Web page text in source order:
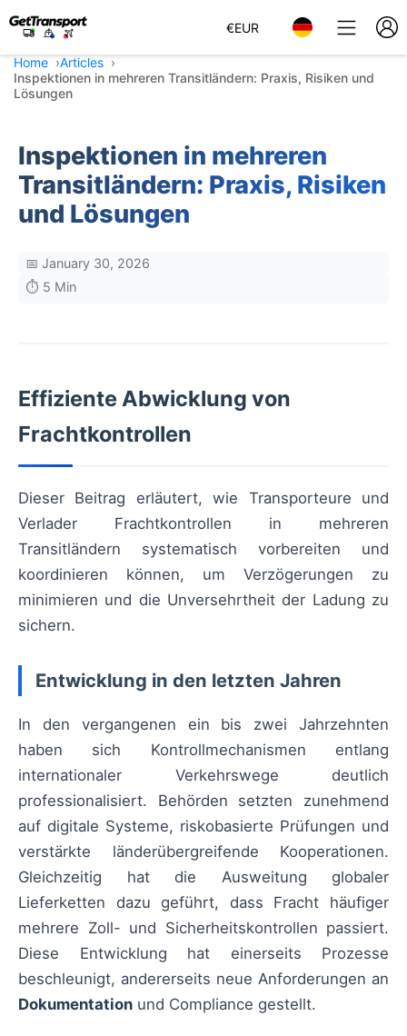
€EUR
Home
Articles
Inspektionen in mehreren Transitländern: Praxis, Risiken und
Lösungen
Inspektionen in mehreren
Transitländern: Praxis, Risiken
und Lösungen
📅 January 30, 2026
⏱️ 5 Min
Effiziente Abwicklung von
Frachtkontrollen
Dieser Beitrag erläutert, wie Transporteure und
Verlader Frachtkontrollen in mehreren
Transitländern systematisch vorbereiten und
koordinieren können, um Verzögerungen zu
minimieren und die Unversehrtheit der Ladung zu
sichern.
Entwicklung in den letzten Jahren
In den vergangenen ein bis zwei Jahrzehnten
haben sich Kontrollmechanismen entlang
internationaler Verkehrswege deutlich
professionalisiert. Behörden setzten zunehmend
auf digitale Systeme, riskobasierte Prüfungen und
verstärkte länderübergreifende Kooperationen.
Gleichzeitig hat die Ausweitung globaler
Lieferketten dazu geführt, dass Fracht häufiger
mehrere Zoll- und Sicherheitskontrollen passiert.
Diese Entwicklung hat einerseits Prozesse
beschleunigt, andererseits neue Anforderungen an
Dokumentation und Compliance gestellt.